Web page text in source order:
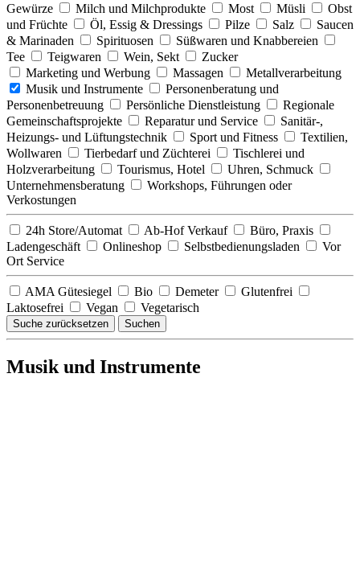
Gewürze
Milch und Milchprodukte Most Müsli
Obst
und Früchte
Öl, Essig & Dressings Pilze Salz
Saucen
& Marinaden
Spirituosen
Süßwaren und Knabbereien
Tee
Teigwaren Wein, Sekt
Zucker
Marketing und Werbung
Massagen
Metallverarbeitung
Musik und Instrumente
Personenberatung und
Personenbetreuung
Persönliche Dienstleistung
Regionale
Gemeinschaftsprojekte
Reparatur und Service
Sanitär-,
Heizungs- und Lüftungstechnik
Sport und Fitness
Textilien,
Wollwaren
Tierbedarf und Züchterei
Tischlerei und
Holzverarbeitung
Tourismus, Hotel
Uhren, Schmuck
Unternehmensberatung
Workshops, Führungen oder
Verkostungen
24h Store/Automat Ab-Hof Verkauf
Büro, Praxis
Ladengeschäft
Onlineshop Selbstbedienungsladen
Vor
Ort Service
AMA Gütesiegel Bio Demeter
Glutenfrei
Laktosefrei
Vegan Vegetarisch
Suche zurücksetzen Suchen
Musik und Instrumente